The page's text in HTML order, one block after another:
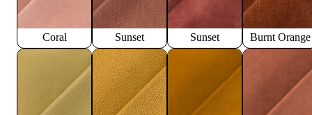
Coral Sunset Sunset Burnt Orange